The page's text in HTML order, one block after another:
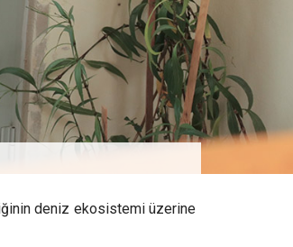
deniz ekosistemi üzerine